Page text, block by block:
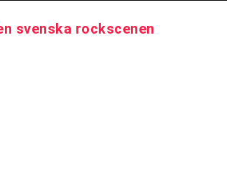
svenska rockscenen